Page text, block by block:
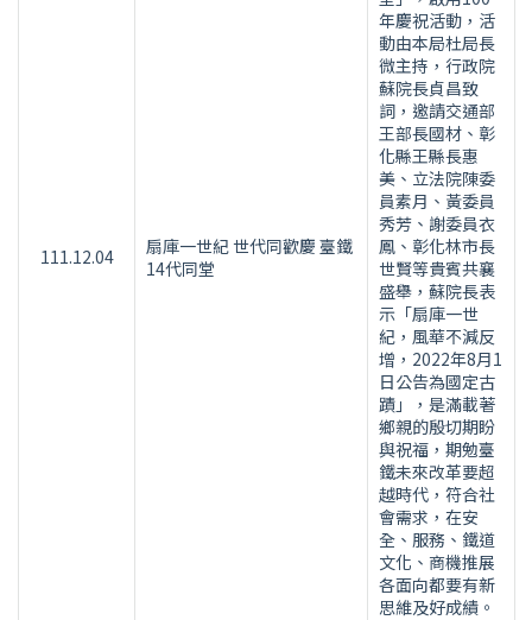
111.12.04
扇庫一世紀 世代同歡慶 臺鐵
14代同堂
年慶祝活動，活
動由本局杜局長
微主持，行政院
蘇院長貞昌致
詞，邀請交通部
王部長國材、彰
化縣王縣長惠
美、立法院陳委
員素月、黃委員
秀芳、謝委員衣
鳳、彰化林市長
世賢等貴賓共襄
盛舉，蘇院長表
示「扇庫一世
紀，風華不減反
增，2022年8月1
日公告為國定古
蹟」，是滿載著
鄉親的殷切期盼
與祝福，期勉臺
鐵未來改革要超
越時代，符合社
會需求，在安
全、服務、鐵道
文化、商機推展
各面向都要有新
思維及好成績。